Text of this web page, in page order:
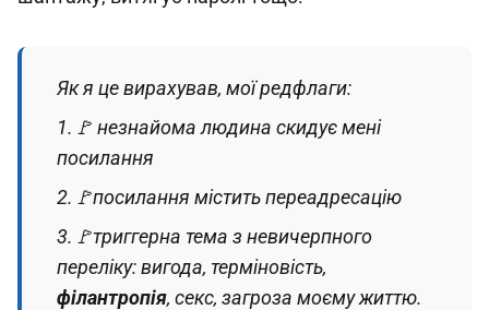
Як я це вирахував, мої редфлаги:
1.🚩 незнайома людина скидує мені
посилання
2.🚩посилання містить переадресацію
3.🚩триггерна тема з невичерпного
переліку: вигода, терміновість,
філантропія, секс, загроза моєму життю.